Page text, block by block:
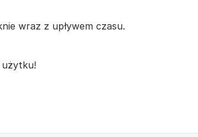
wraz z upływem czasu.